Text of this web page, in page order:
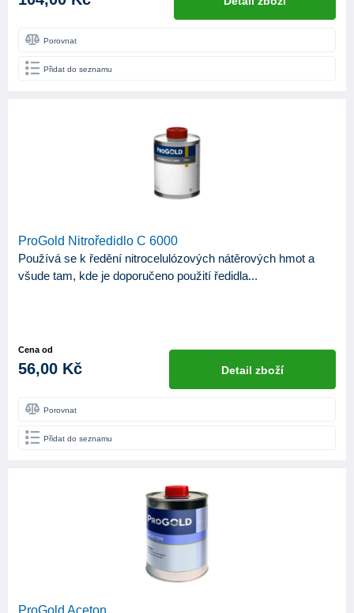
Porovnat
Přidat do seznamu
ProGold Nitroředidlo C 6000
Používá se k ředění nitrocelulózových nátěrových hmot a
všude tam, kde je doporučeno použití ředidla...
Cena od
56,00 Kč Detail zboží
Porovnat
Přidat do seznamu
ProGold Aceton